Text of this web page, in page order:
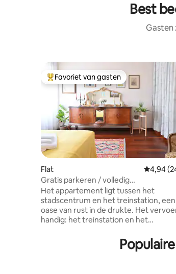
Best
Gasten
Topfavoriet van gasten
Favoriet van gasten
Flat
4,94
Gratis parkeren / volledig
familieappartement / airconditioning +
balkon / 15 minuten rechtstreeks naar
het hoofdeiland van Venetië
Het appartement ligt tussen het
stadscentrum en het treinstation, een
oase van rust in de drukte. Het
handig: het treinstation en het
historische centrum van Venetië is
de auto in slechts 10 minuten te